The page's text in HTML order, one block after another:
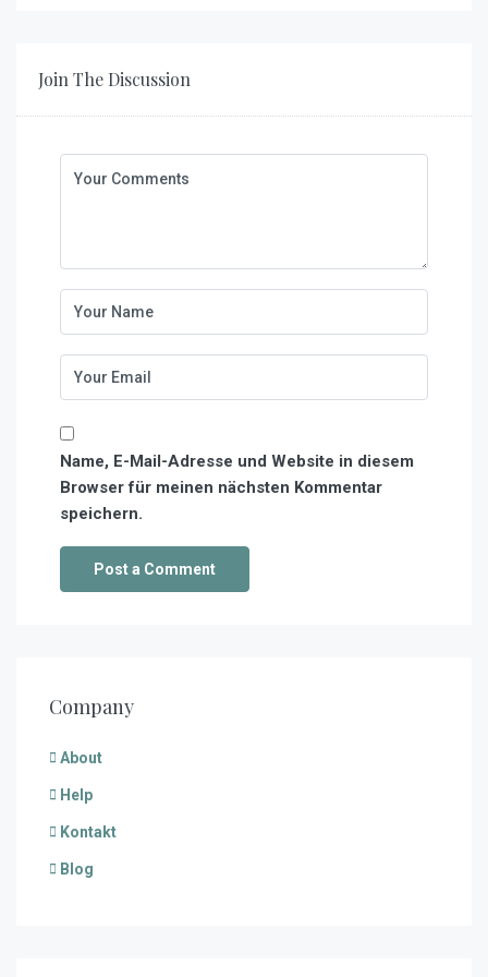
Join The Discussion
Name, E-Mail-Adresse und Website in diesem
Browser für meinen nächsten Kommentar
speichern.
Company
About
Help
Kontakt
Blog